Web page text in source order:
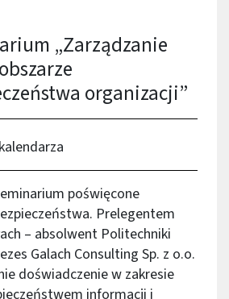
„Zarządzanie
organizacji”
poświęcone
Prelegentem
– absolwent Politechniki
Galach Consulting Sp. z o.o.
doświadczenie w zakresie
informacji i